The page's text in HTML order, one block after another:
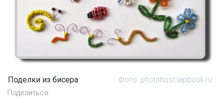
Поделки из бисера Фото: photohost.lapbook.ru
Поделиться: